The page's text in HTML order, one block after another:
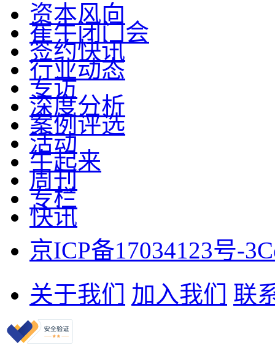
资本风向
崔牛闭门会
签约快讯
行业动态
专访
深度分析
案例评选
活动
牛起来
周刊
专栏
快讯
京ICP备17034123号-3
关于我们
加入我们 联